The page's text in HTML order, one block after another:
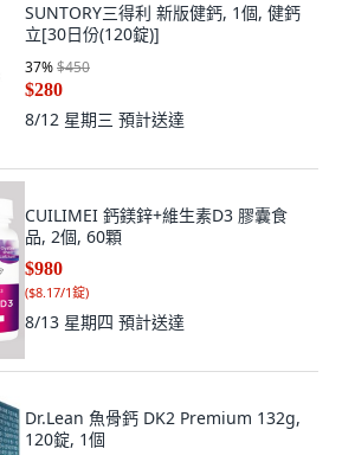
SUNTORY三得利 新版健鈣, 1個, 健鈣
立[30日份(120錠)]
37%$450
$280
8/12 星期三 預計送達
CUILIMEI 鈣鎂鋅+維生素D3 膠囊食
品, 2個, 60顆
$980
($8.17/1錠)
8/13 星期四 預計送達
Dr.Lean 魚骨鈣 DK2 Premium 132g,
120錠, 1個